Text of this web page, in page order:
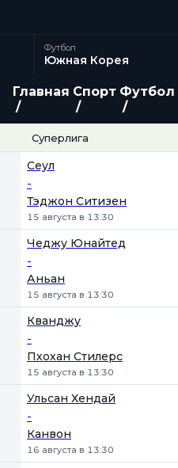
Футбол
Южная Корея
Главная Спорт Футбол
Суперлига
Сеул
-
Тэджон Ситизен
15 августа в 13:30
Чеджу Юнайтед
-
Аньан
15 августа в 13:30
Кванджу
-
Пхохан Стилерс
15 августа в 13:30
Ульсан Хендай
-
Канвон
16 августа в 13:30